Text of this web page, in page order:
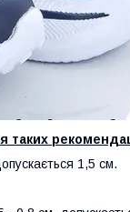
таких
1,5 см.